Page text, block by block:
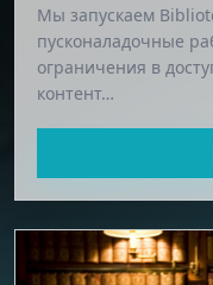
Мы запускаем
пусконаладочные
ограничения в
контент…